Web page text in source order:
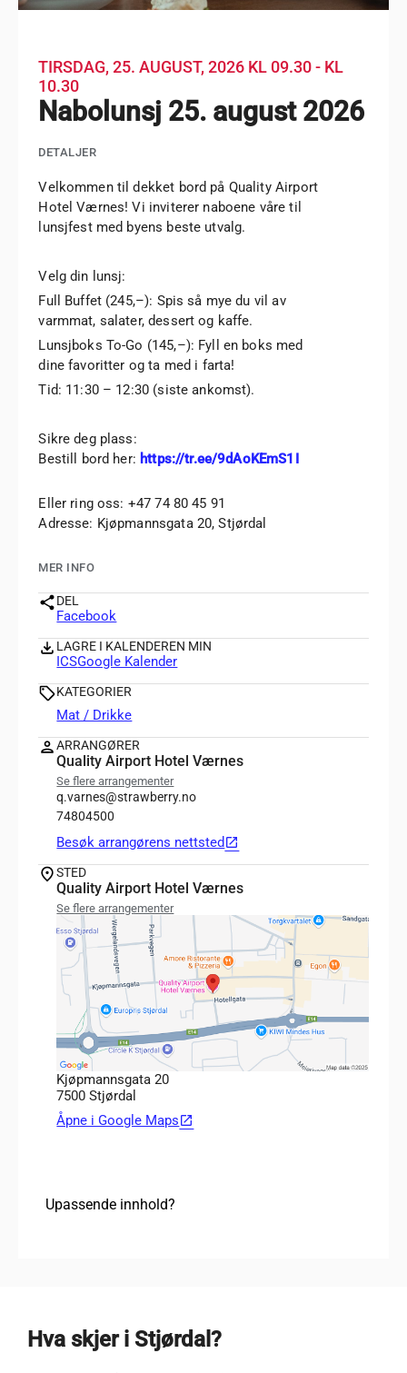
TIRSDAG, 25. AUGUST, 2026 KL 09.30 - KL
10.30
Nabolunsj 25. august 2026
DETALJER
Velkommen til dekket bord på Quality Airport
Hotel Værnes! Vi inviterer naboene våre til
lunsjfest med byens beste utvalg.
Velg din lunsj:
Full Buffet (245,–): Spis så mye du vil av
varmmat, salater, dessert og kaffe.
Lunsjboks To-Go (145,–): Fyll en boks med
dine favoritter og ta med i farta!
Tid: 11:30 – 12:30 (siste ankomst).
Sikre deg plass:
Bestill bord her: https://tr.ee/9dAoKEmS1I
Eller ring oss: +47 74 80 45 91
Adresse: Kjøpmannsgata 20, Stjørdal
MER INFO
DEL
Facebook
LAGRE I KALENDEREN MIN
ICSGoogle Kalender
KATEGORIER
Mat / Drikke
ARRANGØRER
Quality Airport Hotel Værnes
Se flere arrangementer
q.varnes@strawberry.no
74804500
Besøk arrangørens nettsted open_in_new
STED
Quality Airport Hotel Værnes
Se flere arrangementer
Kjøpmannsgata 20
7500 Stjørdal
Åpne i Google Mapsopen_in_new
Upassende innhold?
Hva skjer i Stjørdal?